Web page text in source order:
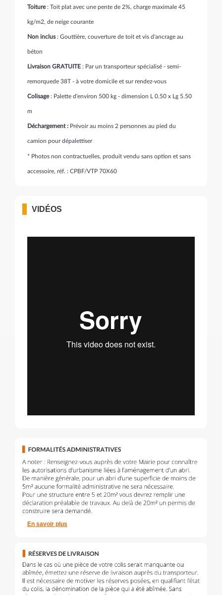
Toiture: Toit plat avec une pente de 2%, charge maximale 45
kg/m2, de neige courante
Non inclus: Gouttière, couverture de toit et vis d'ancrage au
béton
Livraison GRATUITE : Par un transporteur spécialisé - semi-
remorquede 38T - à votre domicile et sur rendez-vous
Colisage: Palette d'environ 500 kg - dimension L 0.50 x Lg 5.50
m
Déchargement : Prévoir au moins 2 personnes au pied du
camion pour dépalettiser
* Photos non contractuelles, produit vendu sans option et sans
accessoire, réf. : CPBF/VTP 70X60
VIDÉOS
En savoir plus